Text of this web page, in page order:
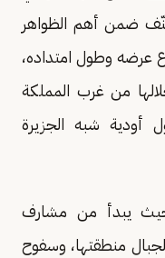
ضمن أهم الظواهر
عرضه وطول امتداده،
من غرب المملكة
أودية شبه الجزيرة
حيث يبدأ من مشارف
لجبال منطقتها، وسفوح